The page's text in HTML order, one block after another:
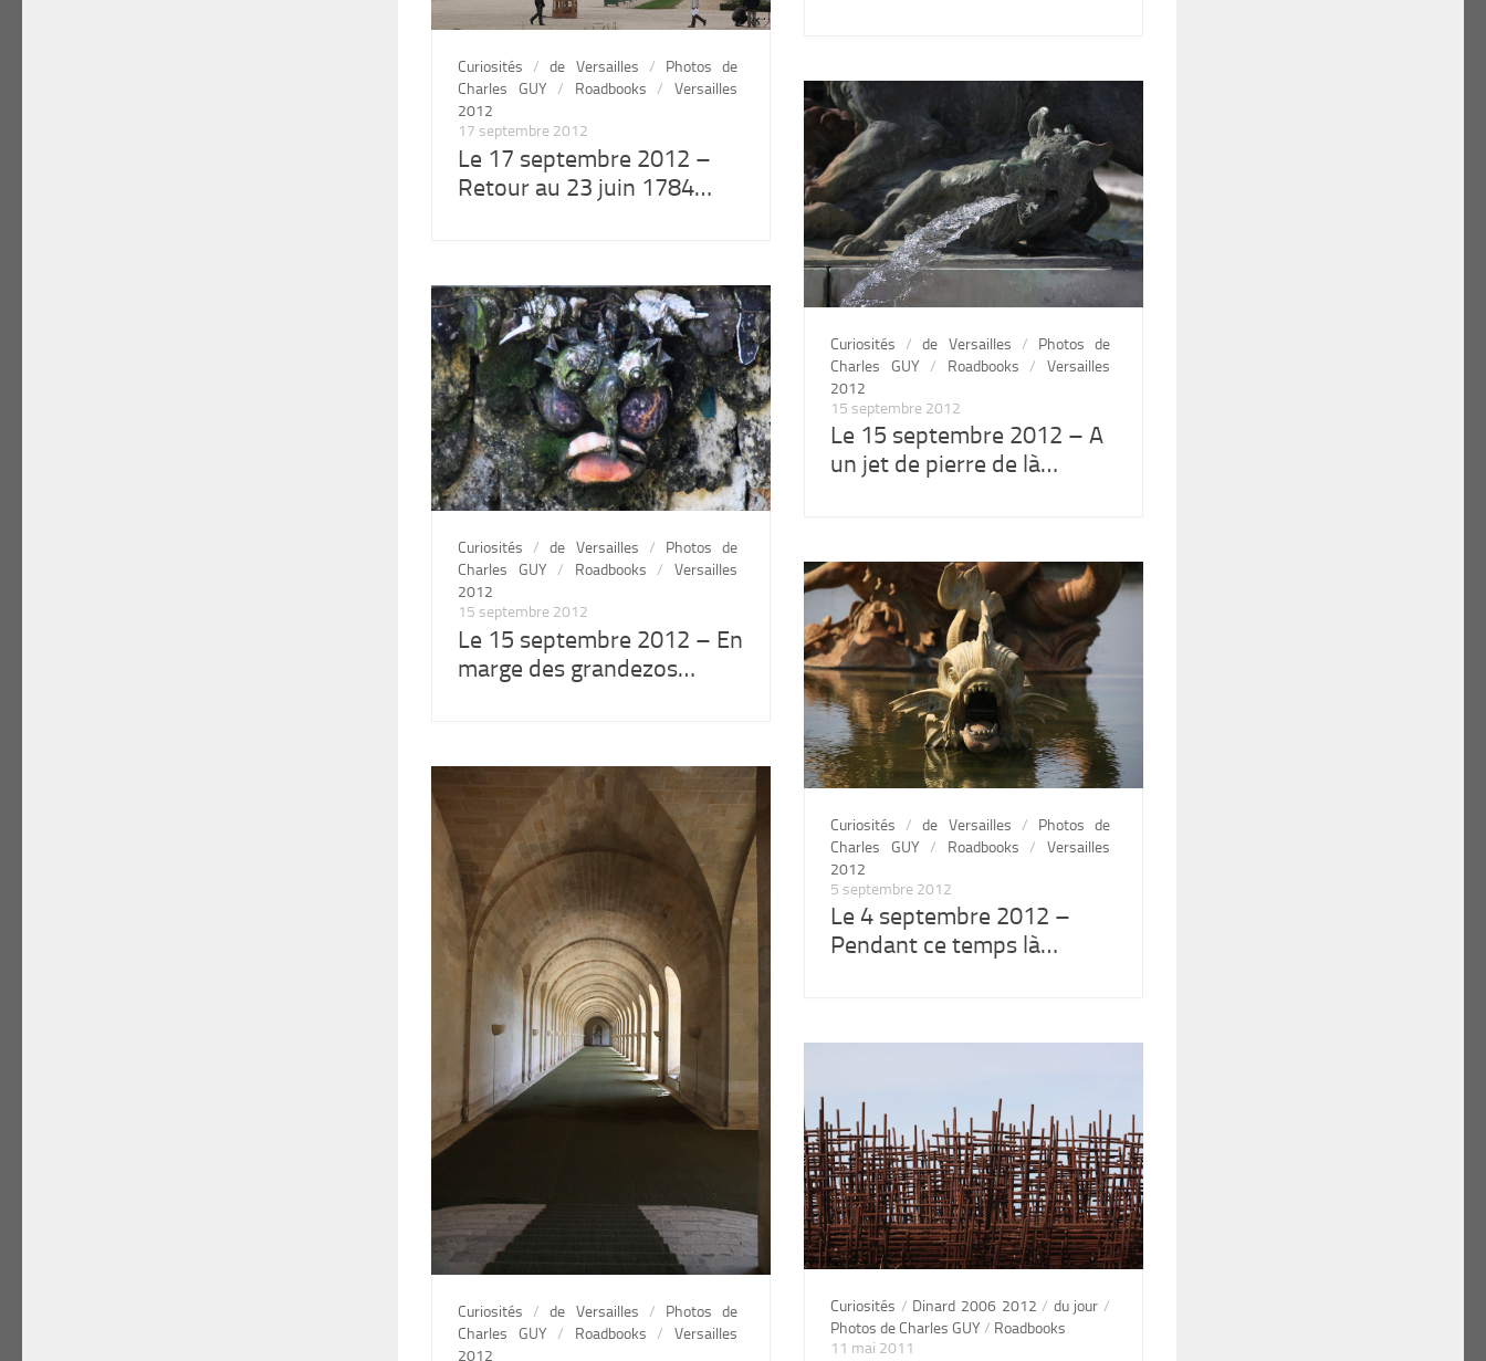
Curiosités /de Versailles / Photos de
Charles GUY / Roadbooks /Versailles
2012
17 septembre 2012
Le 17 septembre 2012 –
Retour au 23 juin 1784…
Curiosités /de Versailles / Photos de
Charles GUY / Roadbooks /Versailles
2012
15 septembre 2012
Le 15 septembre 2012 – A
un jet de pierre de là…
Curiosités /de Versailles / Photos de
Charles GUY / Roadbooks /Versailles
2012
15 septembre 2012
Le 15 septembre 2012 – En
marge des grandezos…
Curiosités /de Versailles / Photos de
Charles GUY / Roadbooks /Versailles
2012
5 septembre 2012
Le 4 septembre 2012 –
Pendant ce temps là…
Curiosités /de Versailles / Photos de
Charles GUY / Roadbooks /Versailles
2012
Curiosités / Dinard 2006 2012 / du jour /
Photos de Charles GUY / Roadbooks
11 mai 2011